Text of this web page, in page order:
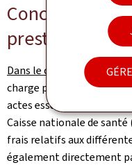
Concernant le
prestations
Dans le cas où seul un
charge pour les
actes essentiels de la vie
Caisse nationale de santé
frais relatifs aux
également directement